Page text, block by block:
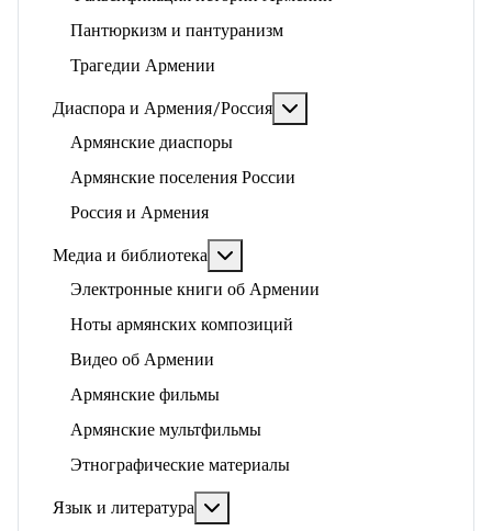
Пантюркизм и пантуранизм
Трагедии Армении
Диаспора и Армения/Россия
Армянские диаспоры
Армянские поселения России
Россия и Армения
Медиа и библиотека
Электронные книги об Армении
Ноты армянских композиций
Видео об Армении
Армянские фильмы
Армянские мультфильмы
Этнографические материалы
Язык и литература